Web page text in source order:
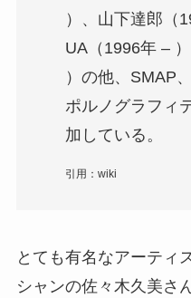
）、山下達郎（
UA（1996年 –
）の他、SMAP
ポルノグラフィ
加している。
引用：wiki
とても有名なアーティ
シャンの佐々木久美さ